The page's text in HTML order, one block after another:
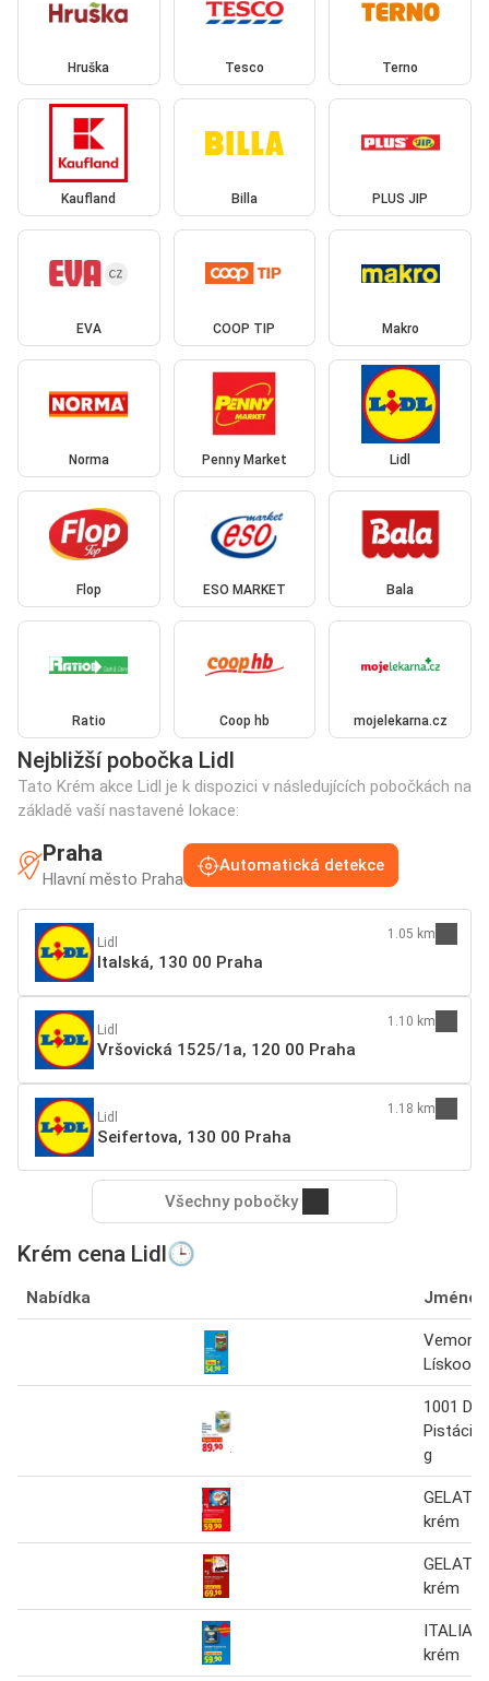
Hruška Tesco Terno
Kaufland Billa PLUS JIP
EVA COOP TIP Makro
Norma Penny Market Lidl
Flop ESO MARKET Bala
Ratio Coop hb mojelekarna.cz
Nejbližší pobočka Lidl
Tato Krém akce Lidl je k dispozici v následujících pobočkách na
základě vaší nastavené lokace:
Praha
Hlavní město Praha
Automatická detekce
Lidl
Italská, 130 00 Praha
1.05 km
Lidl
Vršovická 1525/1a, 120 00 Praha
1.10 km
Lidl
Seifertova, 130 00 Praha
1.18 km
Všechny pobočky
Krém cena Lidl🕒
Nabídka Jméno
1001
g
krém
krém
krém